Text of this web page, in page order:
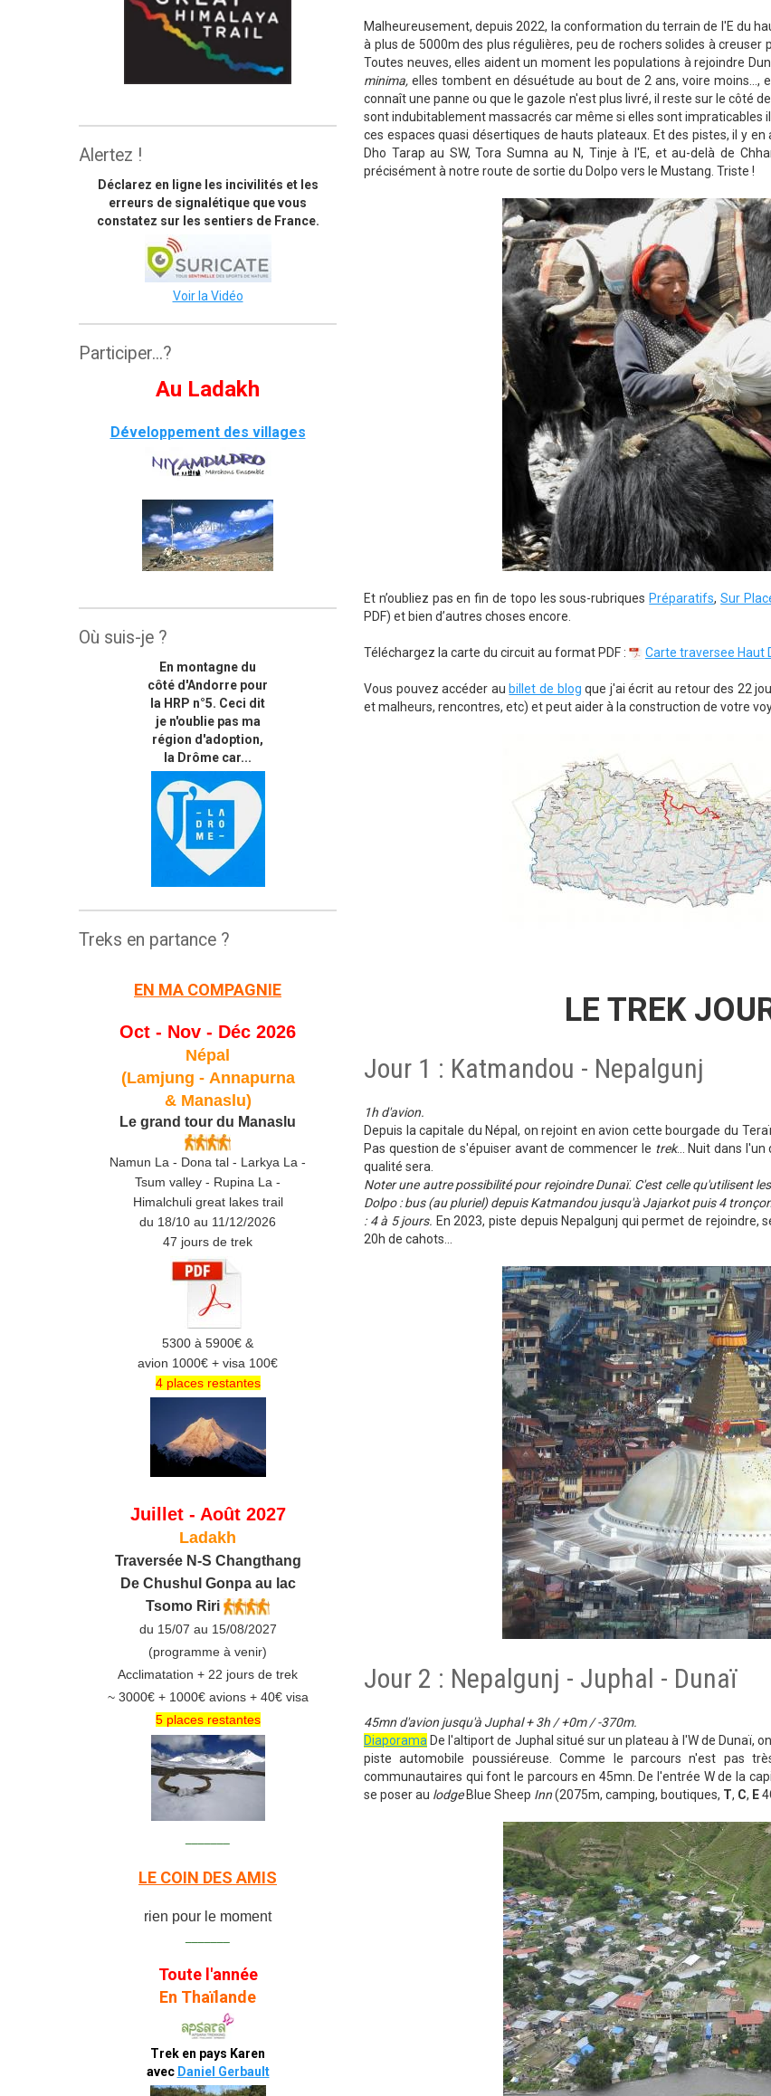
Malheureusement, depuis 2022, la conformation du terrain de l'E du
à plus de 5000m des plus régulières, peu de rochers solides à
Toutes neuves, elles aident un moment les populations à rejoindre
minima, elles tombent en désuétude au bout de 2 ans, voire moins...,
connaît une panne ou que le gazole n'est plus livré, il reste sur le côté
sont indubitablement massacrés car même si elles sont impraticables
ces espaces quasi désertiques de hauts plateaux. Et des pistes, il y
Dho Tarap au SW, Tora Sumna au N, Tinje à l'E, et au-delà de
précisément à notre route de sortie du Dolpo vers le Mustang. Triste !
Et n’oubliez pas en fin de topo les sous-rubriques Préparatifs,Sur
PDF) et bien d’autres choses encore.
Téléchargez la carte du circuit au format PDF : Carte traversee Haut
Vous pouvez accéder au billet de blog que j'ai écrit au retour des 22
et malheurs, rencontres, etc) et peut aider à la construction de votre
LE TREK
Jour 1 : Katmandou - Nepalgunj
1h d'avion.
Depuis la capitale du Népal, on rejoint en avion cette bourgade du
Pas question de s'épuiser avant de commencer le trek... Nuit dans l'un
qualité sera.
Noter une autre possibilité pour rejoindre Dunaï. C'est celle qu'utilisent
Dolpo : bus (au pluriel) depuis Katmandou jusqu'à Jajarkot puis 4
: 4 à 5 jours. En 2023, piste depuis Nepalgunj qui permet de rejoindre,
20h de cahots...
Jour 2 : Nepalgunj - Juphal - Dunaï
45mn d'avion jusqu'à Juphal + 3h / +0m / -370m.
Diaporama De l'altiport de Juphal situé sur un plateau à l'W de Dunaï,
piste automobile poussiéreuse. Comme le parcours n'est pas
communautaires qui font le parcours en 45mn. De l'entrée W de la
se poser au lodgeBlue Sheep Inn(2075m, camping, boutiques, T, C, E
Alertez !
Déclarez en ligne les incivilités et les
erreurs de signalétique que vous
constatez sur les sentiers de France.
Voir la Vidéo
Participer...?
Au Ladakh
Développement des villages
Où suis-je ?
En montagne du
côté d'Andorre pour
la HRP n°5. Ceci dit
je n'oublie pas ma
région d'adoption,
la Drôme car...
Treks en partance ?
EN MA COMPAGNIE
Oct - Nov - Déc 2026
Népal
(Lamjung - Annapurna
& Manaslu)
Le grand tour du Manaslu
Namun La - Dona tal - Larkya La -
Tsum valley - Rupina La -
Himalchuli great lakes trail
du 18/10 au 11/12/2026
47 jours de trek
5300 à 5900€ &
avion 1000€ + visa 100€
4 places restantes
Juillet - Août 2027
Ladakh
Traversée N-S Changthang
De C hushul Gonpa au lac
Tsomo Riri
du 15/07 au 15/08/2027
(programme à venir)
Acclimatation + 22 jours de trek
~ 3000€ + 1000€ avions + 40€ visa
5 places restantes
LE COIN DES AMIS
rien pour le moment
Toute l'année
En Thaïlande
Trek en pays Karen
avec Daniel Gerbault